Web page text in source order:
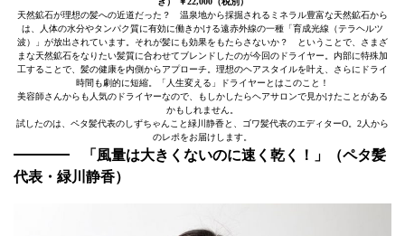
天然鉱石が理想の髪への近道だった？ 温泉地から採掘されるミネラル豊富な天然鉱石から
は、人体の水分やタンパク質に有効に働きかける遠赤外線の一種「育成光線（テラヘルツ
波）」が放出されています。それが髪にも効果をもたらさないか？ ということで、さまざ
まな天然鉱石をなりたい髪質に合わせてブレンドしたのが今回のドライヤー。内部に特殊加
工することで、髪の健康を内側からアプローチ。理想のヘアスタイルを叶え、さらにドライ
時間も劇的に短縮。「人生変える」ドライヤーとはこのこと！
美容師さんからも人気のドライヤーなので、もしかしたらヘアサロンで見かけたことがある
かもしれません。
試したのは、ペタ髪代表のしずちゃんこと緑川静香と、ゴワ髪代表のエディターO。2人から
のレポをお届けします。
「風量は大きくないのに速く乾く！」（ペタ髪
代表・緑川静香）